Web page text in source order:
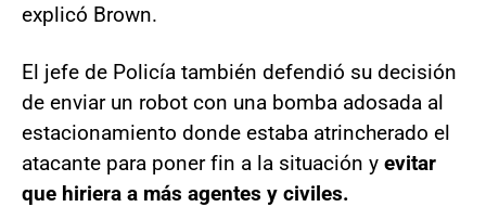
explicó Brown.
El jefe de Policía también defendió su decisión
de enviar un robot con una bomba adosada al
estacionamiento donde estaba atrincherado el
atacante para poner fin a la situación y evitar
que hiriera a más agentes y civiles.